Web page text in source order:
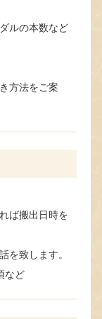
ルの本数など
方法をご案
ば搬出日時を
を致します。
など